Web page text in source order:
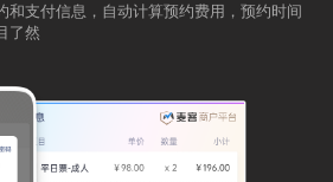
和支付信息，自动计算预约费用，预约时间
了然